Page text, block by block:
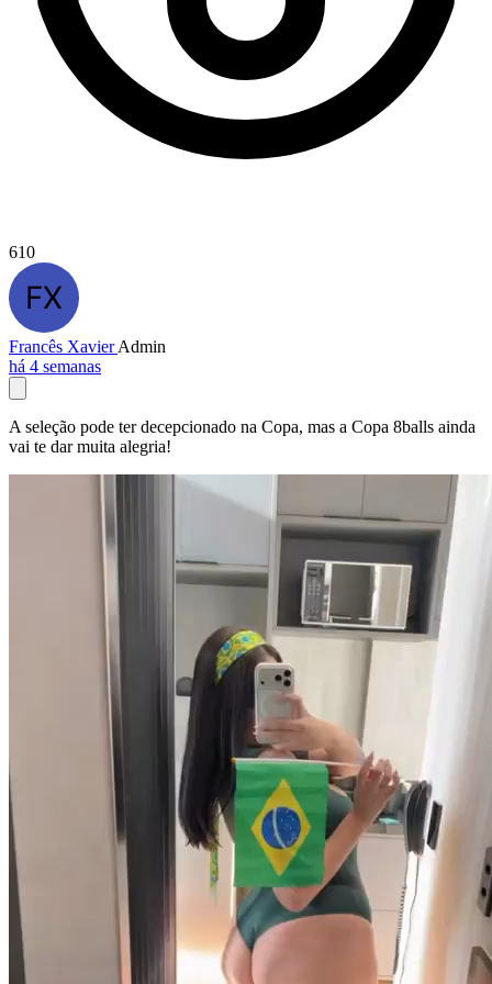
610
Francês XavierAdmin
há 4 semanas
A seleção pode ter decepcionado na Copa, mas a Copa 8balls ainda
vai te dar muita alegria!